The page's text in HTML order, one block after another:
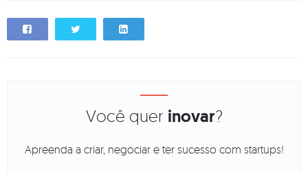
Você quer inovar?
Apreenda a criar, negociar e ter sucesso com startups!